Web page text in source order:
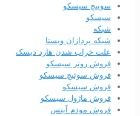
سوییچ سیسکو
سیسکو
شبکه
شبکه پردازان ویستا
علت خراب شدن هارد دیسک
فروش روتر سیسکو
فروش سوئیچ سیسکو
فروش سیسکو
فروش ماژول سیسکو
فروش مودم آیتس